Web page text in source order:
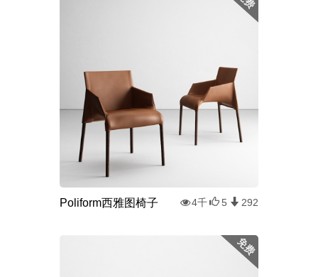
Poliform西雅图椅子 4千 5 292